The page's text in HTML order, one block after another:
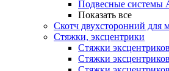
Подвесные системы
Показать все
Скотч двухсторонний для
Стяжки, эксцентрики
Cтяжки
Стяжки